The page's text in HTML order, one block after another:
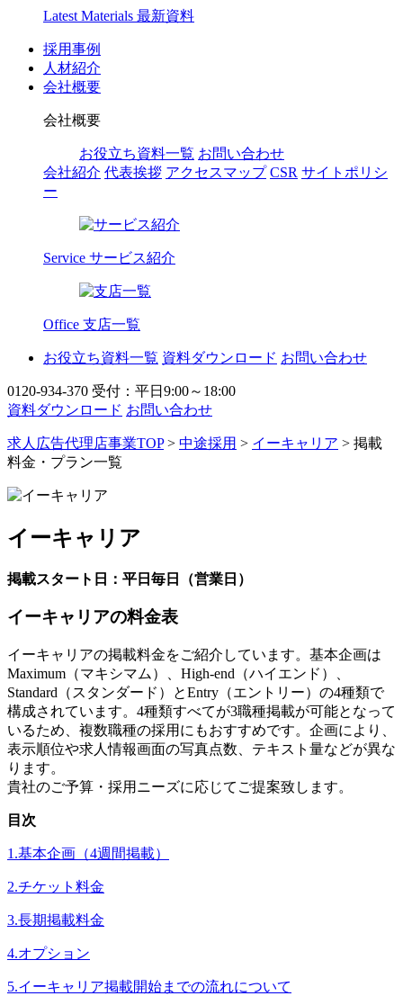
Latest Materials 最新資料
採用事例
人材紹介
会社概要
会社概要
お役立ち資料一覧 お問い合わせ
会社紹介 代表挨拶 アクセスマップ CSR サイトポリシ
ー
Service サービス紹介
Office 支店一覧
お役立ち資料一覧 資料ダウンロード お問い合わせ
0120-934-370 受付：平日9:00～18:00
資料ダウンロード お問い合わせ
求人広告代理店事業TOP> 中途採用 > イーキャリア > 掲載
料金・プラン一覧
イーキャリア
掲載スタート日：平日毎日（営業日）
イーキャリアの料金表
イーキャリアの掲載料金をご紹介しています。基本企画は
Maximum（マキシマム）、High-end（ハイエンド）、
Standard（スタンダード）とEntry（エントリー）の4種類で
構成されています。4種類すべてが3職種掲載が可能となって
いるため、複数職種の採用にもおすすめです。企画により、
表示順位や求人情報画面の写真点数、テキスト量などが異な
ります。
貴社のご予算・採用ニーズに応じてご提案致します。
目次
1.基本企画（4週間掲載）
2.チケット料金
3.長期掲載料金
4.オプション
5.イーキャリア掲載開始までの流れについて